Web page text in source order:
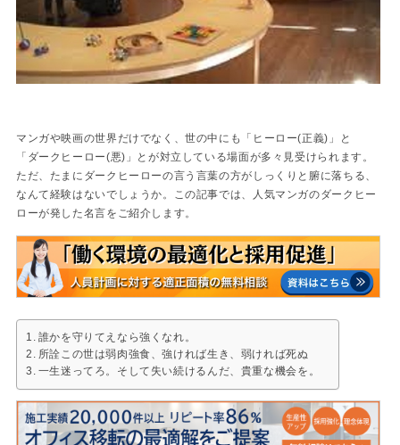
マンガや映画の世界だけでなく、世の中にも「ヒーロー(正義)」と
「ダークヒーロー(悪)」とが対立している場面が多々見受けられます。
ただ、たまにダークヒーローの言う言葉の方がしっくりと腑に落ちる、
なんて経験はないでしょうか。この記事では、人気マンガのダークヒー
ローが発した名言をご紹介します。
誰かを守りてえなら強くなれ。
所詮この世は弱肉強食、強ければ生き、弱ければ死ぬ
一生迷ってろ。そして失い続けるんだ、貴重な機会を。